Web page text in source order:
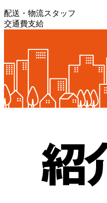
配送・物流スタッフ
交通費支給